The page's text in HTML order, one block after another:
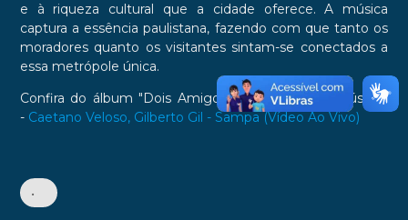
e à riqueza cultural que a cidade oferece. A música
captura a essência paulistana, fazendo com que tanto os
moradores quanto os visitantes sintam-se conectados a
essa metrópole única.
Confira do álbum "Dois Amigos, Um Século de Música":
- Caetano Veloso, Gilberto Gil - Sampa (Vídeo Ao Vivo)
•